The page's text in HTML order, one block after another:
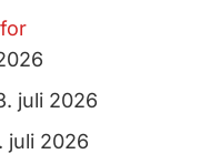
juli 2026
juli 2026